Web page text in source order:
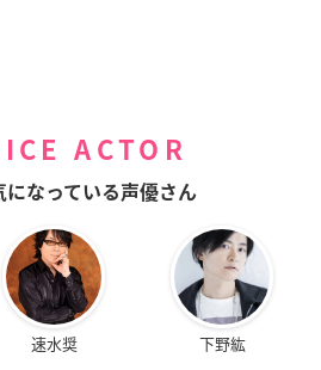
ACTOR
になっている声優さん
速水奨 下野紘